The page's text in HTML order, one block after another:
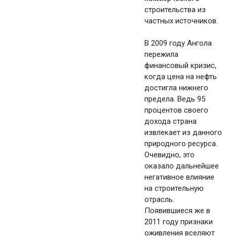
строительства из
частных источников.
В 2009 году Ангола
пережила ​​
финансовый кризис,
когда цена на нефть
достигла нижнего
предела. Ведь 95
процентов своего
дохода страна
извлекает из данного
природного ресурса.
Очевидно, это
оказало дальнейшее
негативное влияние
на строительную
отрасль.
Появившиеся же в
2011 году признаки
оживления вселяют